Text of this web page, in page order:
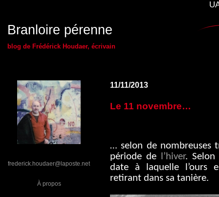
Branloire pérenne
blog de Frédérick Houdaer, écrivain
frederick.houdaer@laposte.net
À propos
11/11/2013
Le 11 novembre…
… selon de nombreuses
période de
l’hiver. Selon
date à laquelle l’ours
retirant dans sa tanière.